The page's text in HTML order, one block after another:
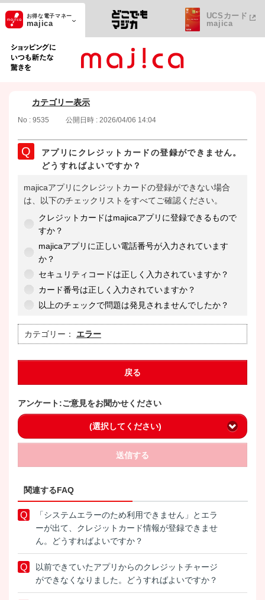
ショッピングにいつも新たな驚きを
お得な電子マネー
majica
UCSカード
majica
カテゴリー表示
No : 9535 公開日時 : 2026/04/06 14:04
アプリにクレジットカードの登録ができません。
どうすればよいですか？
majicaアプリにクレジットカードの登録ができない場合
は、以下のチェックリストをすべてご確認ください。
クレジットカードはmajicaアプリに登録できるもので
すか？
majicaアプリに正しい電話番号が入力されています
か？
セキュリティコードは正しく入力されていますか？
カード番号は正しく入力されていますか？
以上のチェックで問題は発見されませんでしたか？
カテゴリー： エラー
戻る
アンケート:ご意見をお聞かせください
(選択してください)
送信する
関連するFAQ
「システムエラーのため利用できません」とエラ
ーが出て、クレジットカード情報が登録できませ
ん。どうすればよいですか？
以前できていたアプリからのクレジットチャージ
ができなくなりました。どうすればよいですか？